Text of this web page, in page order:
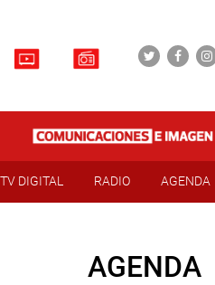
TV DIGITAL RADIO AGENDA
AGENDA